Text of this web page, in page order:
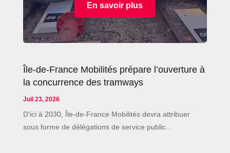
En savoir plus
Île-de-France Mobilités prépare l’ouverture à
la concurrence des tramways
Juil 23, 2026
D'ici à 2030, Île-de-France Mobilités devra attribuer
sous forme de délégations de service public...